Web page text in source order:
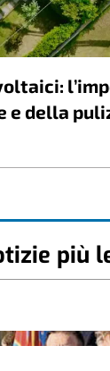
e della
più